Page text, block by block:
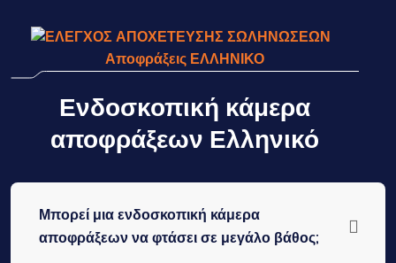
Αποφράξεις ΕΛΛΗΝΙΚΟ
Ενδοσκοπική κάμερα
αποφράξεων Ελληνικό
Μπορεί μια ενδοσκοπική κάμερα
αποφράξεων να φτάσει σε μεγάλο βάθος;